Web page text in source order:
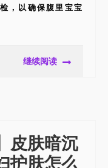
，以确保腹里宝宝
继续阅读
皮肤暗沉
护肤怎么